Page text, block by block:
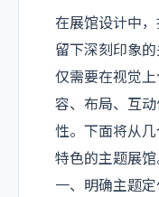
在展馆设计中，
留下深刻印象
仅需要在视觉
容、布局、互
性。下面将从
特色的主题展馆
一、明确主题